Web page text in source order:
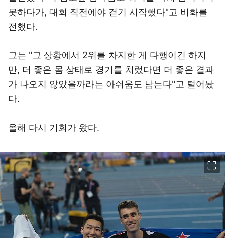
못하다가, 대회 직전에야 걷기 시작했다"고 비화를
전했다.
그는 "그 상황에서 2위를 차지한 게 다행이긴 하지
만, 더 좋은 몸 상태로 경기를 치렀다면 더 좋은 결과
가 나오지 않았을까라는 아쉬움도 남는다"고 털어놨
다.
올해 다시 기회가 왔다.